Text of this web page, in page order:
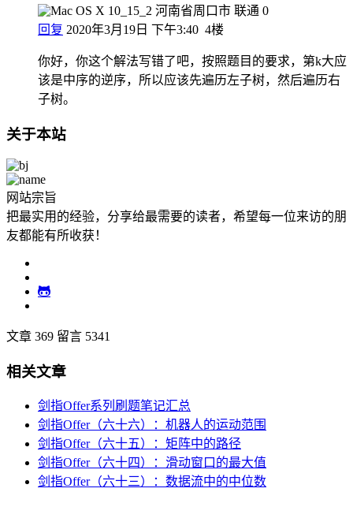
河南省周口市 联通 0
回复 2020年3月19日 下午3:40 4楼
你好，你这个解法写错了吧，按照题目的要求，第k大应
该是中序的逆序，所以应该先遍历左子树，然后遍历右
子树。
关于本站
网站宗旨
把最实用的经验，分享给最需要的读者，希望每一位来访的朋
友都能有所收获！
文章 369 留言 5341
相关文章
剑指Offer系列刷题笔记汇总
剑指Offer（六十六）：机器人的运动范围
剑指Offer（六十五）：矩阵中的路径
剑指Offer（六十四）：滑动窗口的最大值
剑指Offer（六十三）：数据流中的中位数